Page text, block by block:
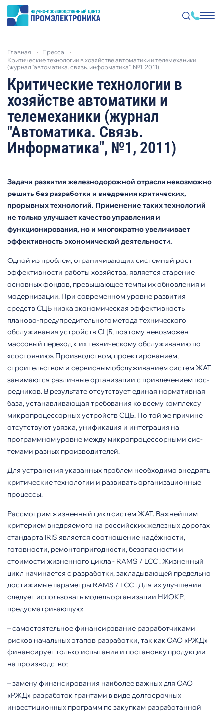
содержанию
главная
пресса
критические технологии в хозяйстве автоматики и телемеханики
(журнал "автоматика. связь. информатика", №1, 2011)
Критические технологии в
хозяйстве автоматики и
телемеханики (журнал
"Автоматика. Связь.
Информатика", №1, 2011)
Задачи развития желез­нодорожной отрасли невозможно
решить без разработки и внедрения критических,
прорывных технологий. Примене­ние таких технологий
не только улучшает качество управления и
функционирования, но и многократно увеличивает
эффективность экономи­ческой деятельности.
Одной из проблем, ограничива­ющих системный рост
эффектив­ности работы хозяйства, является старение
основных фондов, пре­вышающее темпы их обновления и
модернизации. При современном уровне развития
средств СЦБ низка экономическая эффектив­ность
планово-предупредительного метода технического
обслужи­вания устройств СЦБ, поэтому невозможен
массовый переход к их техническому обслуживанию по
«состоянию». Производством, проектированием,
строительством и сервисным обслуживанием сис­тем ЖАТ
занимаются различные организации с привлечением пос­
редников. В результате отсутствует единая нормативная
база, устанав­ливающая требования ко всему комплексу
микропроцессорных устройств СЦБ. По той же причине
отсутствуют увязка, унификация и интеграция на
программном уровне между микропроцессорными сис­
темами разных производителей.
Для устранения указанных проблем необходимо внедрять
кри­тические технологии и развивать организационные
процессы.
Рассмотрим жизненный цикл систем ЖАТ. Важнейшим
крите­рием внедряемого на российских железных дорогах
стандарта IRIS является соотношение надёжности,
готовности, ремонтопригодности, безопасности и
стоимости жизнен­ного цикла - RAMS / LCC . Жизнен­ный
цикл начинается с разработки, закладывающей предельно
дости­жимые параметры RAMS / LCC . Для их улучшения
следует использо­вать модель организации НИОКР,
предусматривающую:
– самостоятельное финансиро­вание разработчиками
рисков на­чальных этапов разработки, так как ОАО «РЖД»
финансирует только испытания и постановку продукции
на производство;
– замену финансирования на­иболее важных для ОАО
«РЖД» разработок грантами в виде долго­срочных
инвестиционных программ по закупкам разработанной